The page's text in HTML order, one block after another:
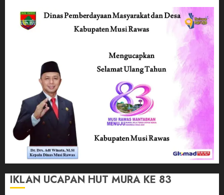
IKLAN UCAPAN HUT MURA KE 83